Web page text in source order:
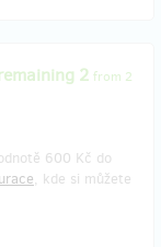
2 from 2
600 Kč do
, kde si můžete